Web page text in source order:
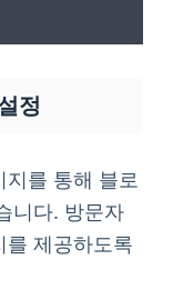
정
를 통해 블로
니다. 방문자
를 제공하도록